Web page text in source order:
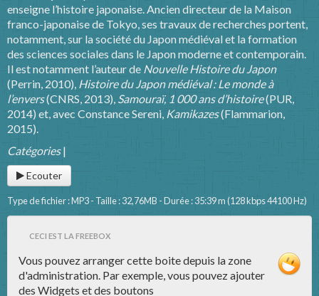
enseigne l’histoire japonaise. Ancien directeur de la Maison
franco-japonaise de Tokyo, ses travaux de recherches portent,
notamment, sur la société du Japon médiéval et la formation
des sciences sociales dans le Japon moderne et contemporain.
Il est notamment l’auteur de Nouvelle Histoire du Japon
(Perrin, 2010), Histoire du Japon médiéval : Le monde à
l’envers(CNRS, 2013), Samouraï, 1 000 ans d’histoire(PUR,
2014) et, avec Constance Sereni, Kamikazes(Flammarion,
2015).
Catégories|
Ecouter
Type de fichier : MP3 - Taille : 32,76MB - Durée : 35:39 m (128 kbps 44100 Hz)
CECI EST LA FREEBOX
Vous pouvez arranger cette boite depuis la zone
d'administration. Par exemple, vous pouvez ajouter
des Widgets et des boutons